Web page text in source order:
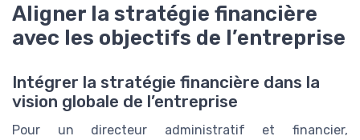
Aligner la stratégie financière
avec les objectifs de l’entreprise
Intégrer la stratégie financière dans la
vision globale de l’entreprise
Pour un directeur administratif et financier,